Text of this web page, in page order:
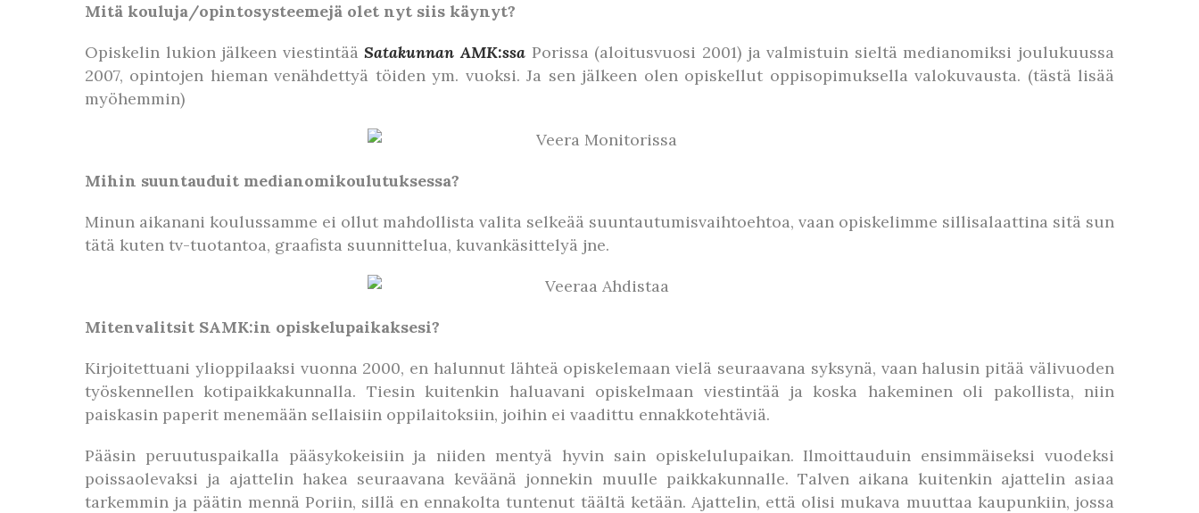
Mitä kouluja/opintosysteemejä olet nyt siis käynyt?
Opiskelin lukion jälkeen viestintääSatakunnan AMK:ssa Porissa (aloitusvuosi 2001) ja valmistuin sieltä medianomiksi joulukuussa
2007, opintojen hieman venähdettyä töiden ym. vuoksi. Ja sen jälkeen olen opiskellut oppisopimuksella valokuvausta. (tästä lisää
myöhemmin)
Mihin suuntauduit medianomikoulutuksessa?
Minun aikanani koulussamme ei ollut mahdollista valita selkeää suuntautumisvaihtoehtoa, vaan opiskelimme sillisalaattina sitä sun
tätä kuten tv-tuotantoa, graafista suunnittelua, kuvankäsittelyä jne.
Mitenvalitsit SAMK:in opiskelupaikaksesi?
Kirjoitettuani ylioppilaaksi vuonna 2000, en halunnut lähteä opiskelemaan vielä seuraavana syksynä, vaan halusin pitää välivuoden
työskennellen kotipaikkakunnalla. Tiesin kuitenkin haluavani opiskelmaan viestintää ja koska hakeminen oli pakollista, niin
paiskasin paperit menemään sellaisiin oppilaitoksiin, joihin ei vaadittu ennakkotehtäviä.
Pääsin peruutuspaikalla pääsykokeisiin ja niiden mentyä hyvin sain opiskelulupaikan. Ilmoittauduin ensimmäiseksi vuodeksi
poissaolevaksi ja ajattelin hakea seuraavana keväänä jonnekin muulle paikkakunnalle. Talven aikana kuitenkin ajattelin asiaa
tarkemmin ja päätin mennä Poriin, sillä en ennakolta tuntenut täältä ketään. Ajattelin, että olisi mukava muuttaa kaupunkiin, jossa